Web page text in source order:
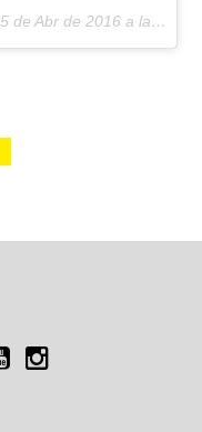
5 de Abr de 2016 a la(s) 6:08 PDT